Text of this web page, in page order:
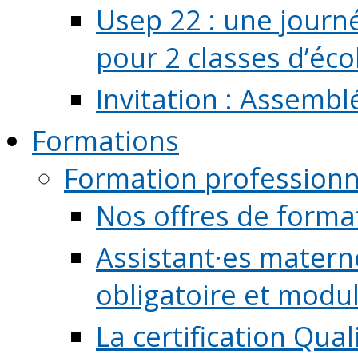
Usep 22 : une
pour 2 classes
Invitation :
Formations
Formation
Nos offres de
Assistant·es
obligatoire et
La certification